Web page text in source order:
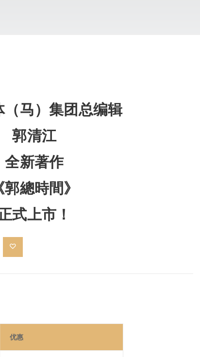
（马）集团总编辑
郭清江
全新著作
郭總時間》
式上市！
优惠